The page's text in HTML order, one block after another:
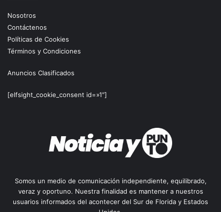
Nosotros
Contáctenos
Políticas de Cookies
Términos y Condiciones
Anuncios Clasificados
[elfsight_cookie_consent id=»1″]
Somos un medio de comunicación independiente, equilibrado,
veraz y oportuno. Nuestra finalidad es mantener a nuestros
usuarios informados del acontecer del Sur de Florida y Estados